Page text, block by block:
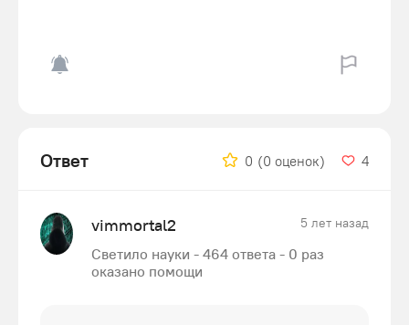
Ответ 0 (0 оценок) 4
vimmortal2 5 лет назад
Светило науки - 464 ответа - 0 раз
оказано помощи